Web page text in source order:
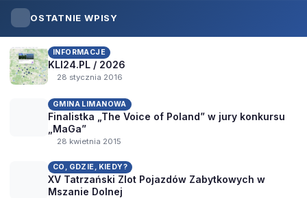
OSTATNIE WPISY
INFORMACJE
KLI24.PL / 2026
28 stycznia 2016
GMINA LIMANOWA
Finalistka „The Voice of Poland” w jury konkursu
„MaGa”
28 kwietnia 2015
CO, GDZIE, KIEDY?
XV Tatrzański Zlot Pojazdów Zabytkowych w
Mszanie Dolnej